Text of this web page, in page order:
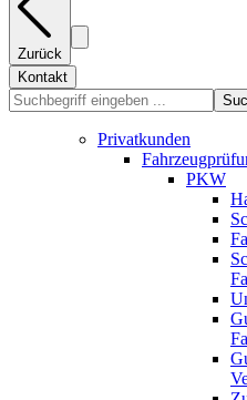
Zurück
Kontakt
Privatkunden
PKW